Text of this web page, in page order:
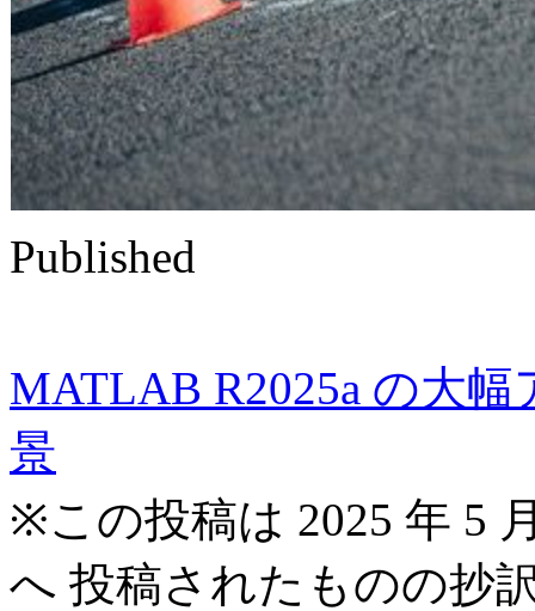
Published
MATLAB R2025a の大
景
※この投稿は 2025 年 5
へ 投稿されたものの抄